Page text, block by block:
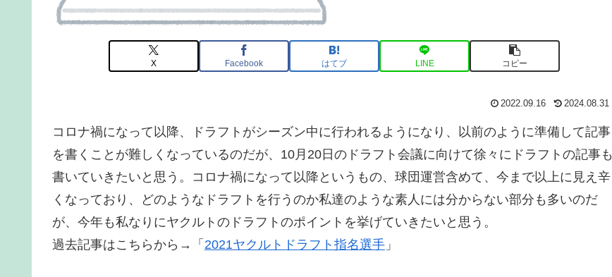
X Facebook はてブ LINE コピー
2022.09.16 2024.08.31
コロナ禍になって以降、ドラフトがシーズン中に行われるようになり、以前のように準備して記事
を書くことが難しくなっているのだが、10月20日のドラフト会議に向けて徐々にドラフトの記事も
書いていきたいと思う。コロナ禍になって以降というもの、球団運営含めて、今まで以上に見え辛
くなっており、どのようなドラフトを行うのか私達のような素人には分からない部分も多いのだ
が、今年も私なりにヤクルトのドラフトのポイントを挙げていきたいと思う。
過去記事はこちらから→「 2021ヤクルトドラフト指名選手 」